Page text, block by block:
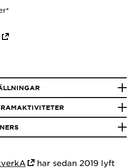
har sedan 2019 lyft